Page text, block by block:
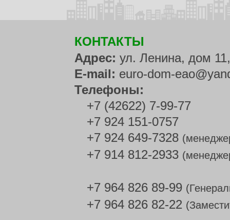
КОНТАКТЫ
Адрес: ул. Ленина, дом
E-mail: euro-dom-
Телефоны:
+7 (42622) 7-99-77
+7 924 151-0757
+7 924 649-7328
+7 914 812-2933
+7 964 826 89-99
+7 964 826 82-22